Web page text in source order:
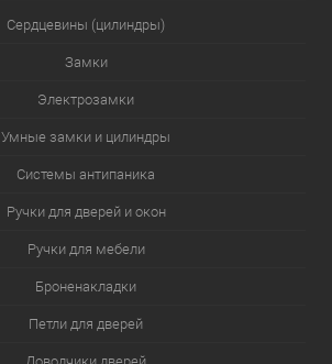
Сердцевины (цилиндры)
Замки
Электрозамки
Умные замки и цилиндры
Системы антипаника
Ручки для дверей и окон
Ручки для мебели
Броненакладки
Петли для дверей